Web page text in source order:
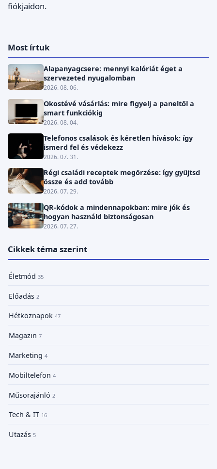
fiókjaidon.
Most írtuk
Alapanyagcsere: mennyi kalóriát éget a
szervezeted nyugalomban
2026. 08. 06.
Okostévé vásárlás: mire figyelj a paneltől a
smart funkciókig
2026. 08. 04.
Telefonos csalások és kéretlen hívások: így
ismerd fel és védekezz
2026. 07. 31.
Régi családi receptek megőrzése: így gyűjtsd
össze és add tovább
2026. 07. 29.
QR-kódok a mindennapokban: mire jók és
hogyan használd biztonságosan
2026. 07. 27.
Cikkek téma szerint
Életmód 35
Előadás 2
Hétköznapok 47
Magazin 7
Marketing 4
Mobiltelefon 4
Műsorajánló 2
Tech & IT 16
Utazás 5